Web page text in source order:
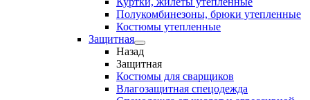
Полукомбинезоны, брюки утепленные
Костюмы утепленные
Защитная
Назад
Защитная
Костюмы для сварщиков
Влагозащитная спецодежда